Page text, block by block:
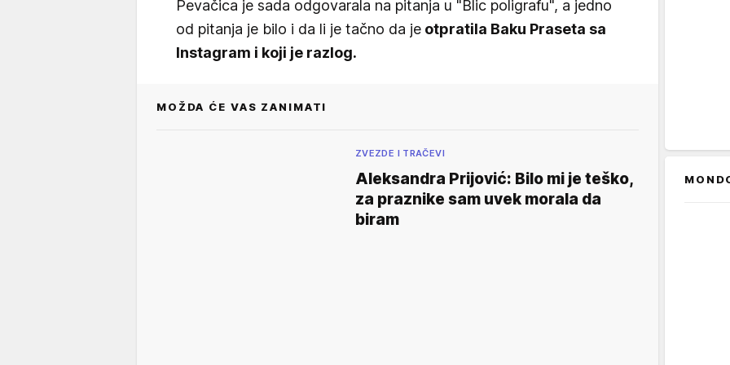
Pevačica je sada odgovarala na pitanja u "Blic poligrafu", a jedno
od pitanja je bilo i da li je tačno da je otpratila Baku Praseta sa
Instagram i koji je razlog.
MOŽDA ĆE VAS ZANIMATI
ZVEZDE I TRAČEVI
Aleksandra Prijović: Bilo mi je teško,
za praznike sam uvek morala da
biram